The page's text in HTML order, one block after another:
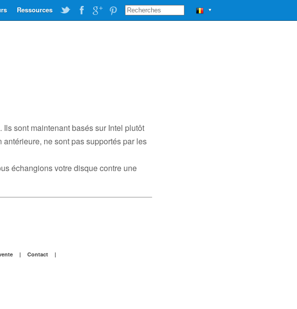
▼
Ressources
sont maintenant basés sur Intel plutôt
ne sont pas supportés par les
échangions votre disque contre une
| Contact |